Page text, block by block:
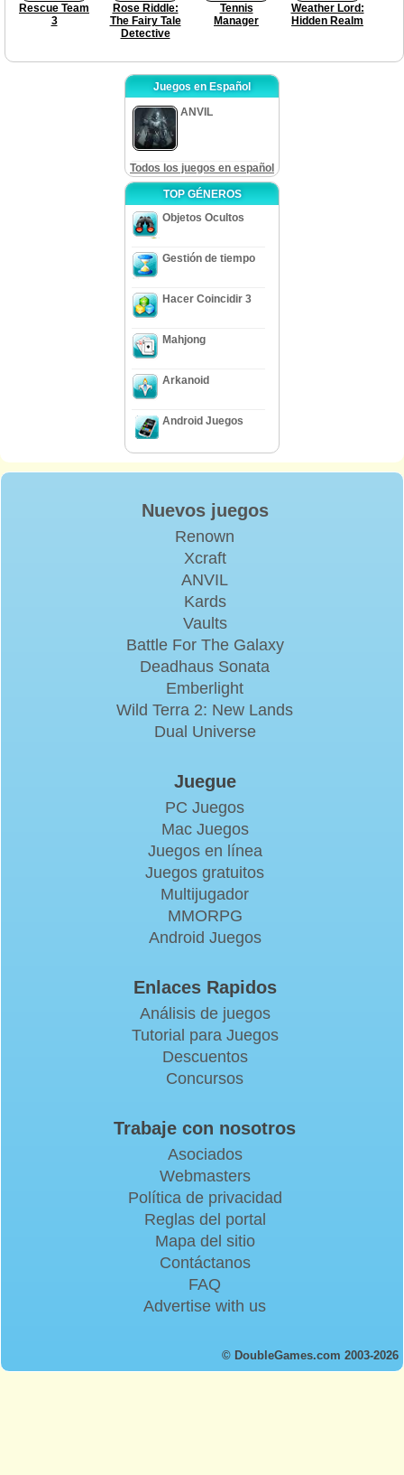
Rescue Team
3
Rose Riddle:
The Fairy Tale
Detective
Tennis
Manager
Weather Lord:
Hidden Realm
Juegos en Español
ANVIL
Todos los juegos en español
TOP GÉNEROS
Objetos Ocultos
Gestión de tiempo
Hacer Coincidir 3
Mahjong
Arkanoid
Android Juegos
Nuevos juegos
Renown
Xcraft
ANVIL
Kards
Vaults
Battle For The Galaxy
Deadhaus Sonata
Emberlight
Wild Terra 2: New Lands
Dual Universe
Juegue
PC Juegos
Mac Juegos
Juegos en línea
Juegos gratuitos
Multijugador
MMORPG
Android Juegos
Enlaces Rapidos
Análisis de juegos
Tutorial para Juegos
Descuentos
Concursos
Trabaje con nosotros
Asociados
Webmasters
Política de privacidad
Reglas del portal
Mapa del sitio
Contáctanos
FAQ
Advertise with us
© DoubleGames.com 2003-2026